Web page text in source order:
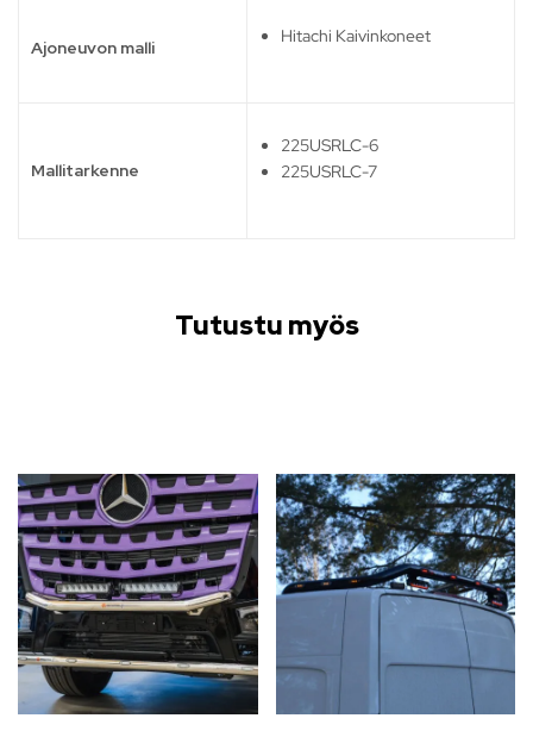
Ajoneuvon malli
Hitachi Kaivinkoneet
Mallitarkenne
225USRLC-6
225USRLC-7
Tutustu myös